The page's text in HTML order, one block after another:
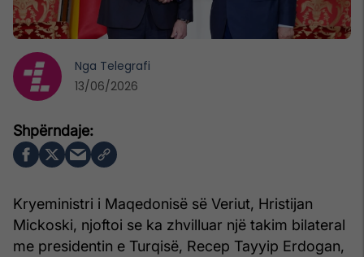
Kryeministri i Maqedonisë së Veriut, Hristijan
Mickoski, njoftoi se ka zhvilluar një takim bilateral
me presidentin e Turqisë, Recep Tayyip Erdogan,
Nga Telegrafi
13/06/2026